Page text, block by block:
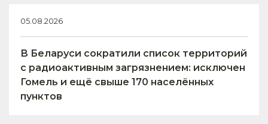
05.08.2026
В Беларуси сократили список территорий
с радиоактивным загрязнением: исключен
Гомель и ещё свыше 170 населённых
пунктов